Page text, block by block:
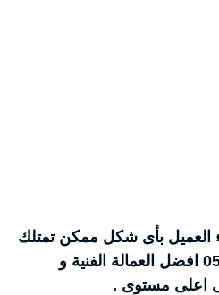
بأى شكل ممكن تمتلك
شركة نسمات 0509274867 افضل العمالة الفنية و
اعلى مستوى .